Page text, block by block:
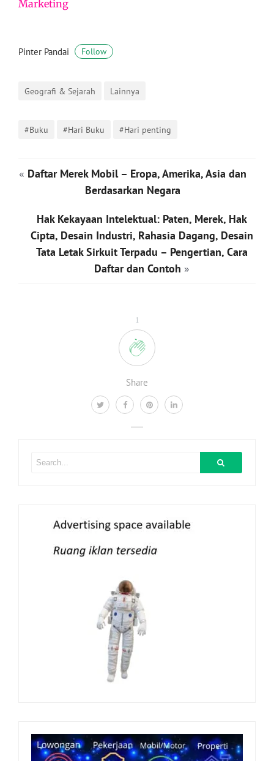
1
Share
Marketing
Pinter Pandai Follow
Geografi & Sejarah Lainnya
#Buku #Hari Buku #Hari penting
« Daftar Merek Mobil – Eropa, Amerika, Asia dan
Berdasarkan Negara
Hak Kekayaan Intelektual: Paten, Merek, Hak
Cipta, Desain Industri, Rahasia Dagang, Desain
Tata Letak Sirkuit Terpadu – Pengertian, Cara
Daftar dan Contoh »